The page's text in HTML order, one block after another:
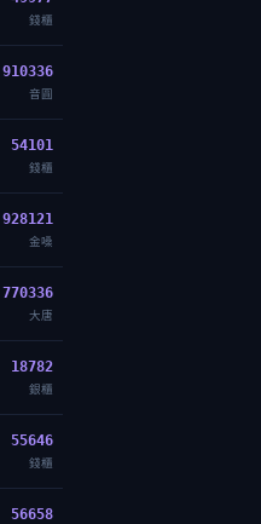
錢櫃
910336
音圓
54101
錢櫃
928121
金嗓
770336
大唐
18782
銀櫃
55646
錢櫃
56658